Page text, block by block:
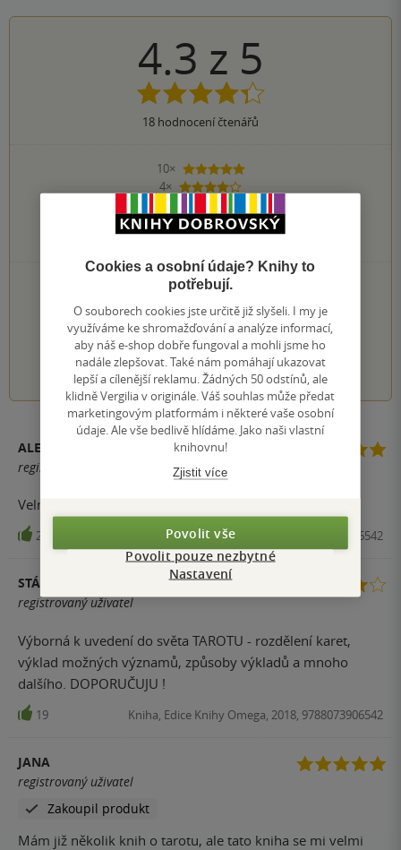
4.3 z 5
18 hodnocení čtenářů
10×
5 hvězdiček
4×
4 hvězdičky
0×
2 hvězdičky
0×
PŘIDEJTE SVÉ HODNOCENÍ KNIHY
Hodnocení našich knihkupců: 0.0 z 5
1 2 3 4 5
ALENA VYBÍRALOVÁ
registrovaný uživatel
Velmi dobře a srozumitelně napsaná
20 Kniha, Edice Knihy Omega, 2018, 9788073906542
STÁŇA PAVLŮ
registrovaný uživatel
Výborná k uvedení do světa TAROTU - rozdělení karet,
výklad možných významů, způsoby výkladů a mnoho
dalšího. DOPORUČUJU !
19 Kniha, Edice Knihy Omega, 2018, 9788073906542
JANA
registrovaný uživatel
Zakoupil produkt
Mám již několik knih o tarotu, ale tato kniha se mi velmi
Cookies a osobní údaje? Knihy to
potřebují.
O souborech cookies jste určitě již slyšeli. I my je
využíváme ke shromažďování a analýze informací,
aby náš e-shop dobře fungoval a mohli jsme ho
nadále zlepšovat. Také nám pomáhají ukazovat
lepší a cílenější reklamu. Žádných 50 odstínů, ale
klidně Vergilia v originále. Váš souhlas může předat
marketingovým platformám i některé vaše osobní
údaje. Ale vše bedlivě hlídáme. Jako naši vlastní
knihovnu!
Zjistit více
Povolit vše
Povolit pouze nezbytné
Nastavení